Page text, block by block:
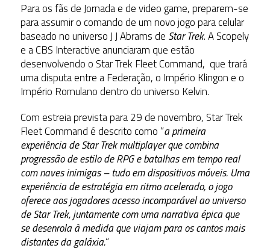
Para os fãs de Jornada e de video game, preparem-se
para assumir o comando de um novo jogo para celular
baseado no universo J J Abrams de Star Trek. A Scopely
e a CBS Interactive anunciaram que estão
desenvolvendo o Star Trek Fleet Command, que trará
uma disputa entre a Federação, o Império Klingon e o
Império Romulano dentro do universo Kelvin.
Com estreia prevista para 29 de novembro, Star Trek
Fleet Command é descrito como “a primeira
experiência de Star Trek multiplayer que combina
progressão de estilo de RPG e batalhas em tempo real
com naves inimigas – tudo em dispositivos móveis. Uma
experiência de estratégia em ritmo acelerado, o jogo
oferece aos jogadores acesso incomparável ao universo
de Star Trek, juntamente com uma narrativa épica que
se desenrola à medida que viajam para os cantos mais
distantes da galáxia.“